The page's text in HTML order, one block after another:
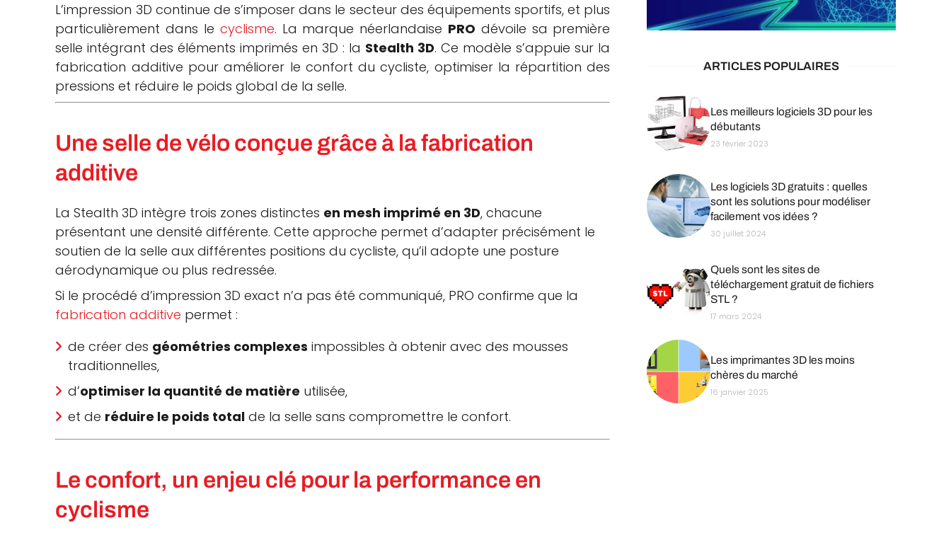
L’impression 3D continue de s’imposer dans le secteur des équipements sportifs, et plus
particulièrement dans le cyclisme. La marque néerlandaise PRO dévoile sa première
selle intégrant des éléments imprimés en 3D : la Stealth 3D. Ce modèle s’appuie sur la
fabrication additive pour améliorer le confort du cycliste, optimiser la répartition des
pressions et réduire le poids global de la selle.
Une selle de vélo conçue grâce à la fabrication
additive
La Stealth 3D intègre trois zones distinctes en mesh imprimé en 3D, chacune
présentant une densité différente. Cette approche permet d’adapter précisément le
soutien de la selle aux différentes positions du cycliste, qu’il adopte une posture
aérodynamique ou plus redressée.
Si le procédé d’impression 3D exact n’a pas été communiqué, PRO confirme que la
fabrication additive permet :
de créer des géométries complexes impossibles à obtenir avec des mousses
traditionnelles,
d’optimiser la quantité de matière utilisée,
et de réduire le poids total de la selle sans compromettre le confort.
Le confort, un enjeu clé pour la performance en
cyclisme
ARTICLES POPULAIRES
Les meilleurs logiciels 3D pour les
débutants
23 février 2023
Les logiciels 3D gratuits : quelles
sont les solutions pour modéliser
facilement vos idées ?
30 juillet 2024
Quels sont les sites de
téléchargement gratuit de fichiers
STL ?
17 mars 2024
Les imprimantes 3D les moins
chères du marché
16 janvier 2025